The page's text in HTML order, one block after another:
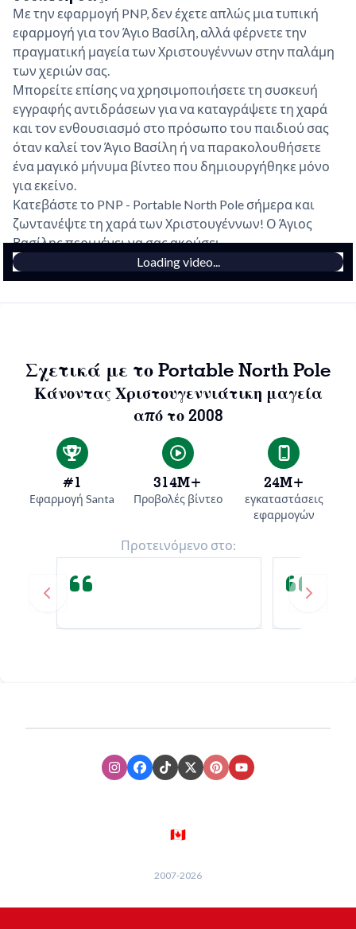
Με την εφαρμογή PNP, δεν έχετε απλώς μια τυπική
εφαρμογή για τον Άγιο Βασίλη, αλλά φέρνετε την
πραγματική μαγεία των Χριστουγέννων στην παλάμη
των χεριών σας.
Μπορείτε επίσης να χρησιμοποιήσετε τη συσκευή
εγγραφής αντιδράσεων για να καταγράψετε τη χαρά
και τον ενθουσιασμό στο πρόσωπο του παιδιού σας
όταν καλεί τον Άγιο Βασίλη ή να παρακολουθήσετε
ένα μαγικό μήνυμα βίντεο που δημιουργήθηκε μόνο
για εκείνο.
Κατεβάστε το PNP - Portable North Pole σήμερα και
ζωντανέψτε τη χαρά των Χριστουγέννων! Ο Άγιος
Βασίλης περιμένει να σας ακούσει.
Loading video...
Σχετικά με το Portable North Pole
Κάνοντας Χριστουγεννιάτικη μαγεία
από το 2008
#1
Εφαρμογή Santa
314M+
Προβολές βίντεο
24M+
εγκαταστάσεις
εφαρμογών
Προτεινόμενο στο:
Previous slide Next
InstagramFacebook
TikTokXTwitter
PinterestYoutube
🇨🇦
2007-2026